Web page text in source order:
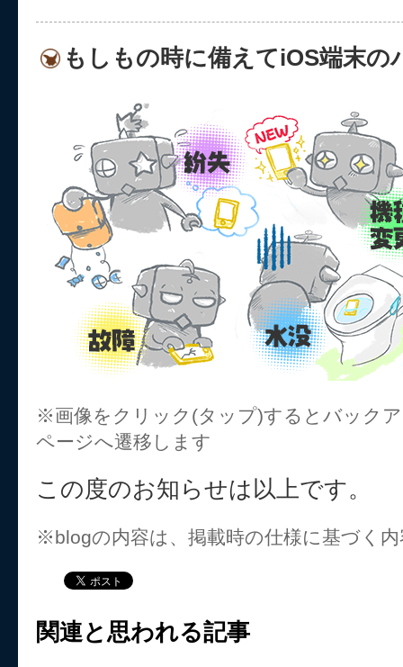
もしもの時に備えてiOS端末
※画像をクリック(タップ)するとバック
ページへ遷移します
この度のお知らせは以上です。
※blogの内容は、掲載時の仕様に基づく
関連と思われる記事